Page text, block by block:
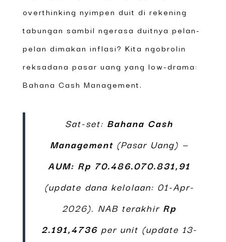
overthinking nyimpen duit di rekening
tabungan sambil ngerasa duitnya pelan-
pelan dimakan inflasi? Kita ngobrolin
reksadana pasar uang yang low-drama:
Bahana Cash Management.
Sat-set: Bahana Cash
Management(Pasar Uang) —
AUM: Rp 70.486.070.831,91
(update dana kelolaan: 01-Apr-
2026). NAB terakhir Rp
2.191,4736per unit (update 13-